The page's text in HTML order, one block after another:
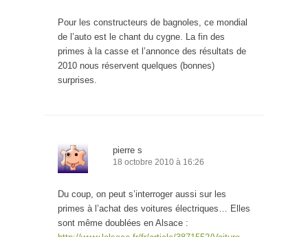
Pour les constructeurs de bagnoles, ce mondial
de l’auto est le chant du cygne. La fin des
primes à la casse et l’annonce des résultats de
2010 nous réservent quelques (bonnes)
surprises.
pierre s
18 octobre 2010 à 16:26
Du coup, on peut s’interroger aussi sur les
primes à l’achat des voitures électriques… Elles
sont même doublées en Alsace :